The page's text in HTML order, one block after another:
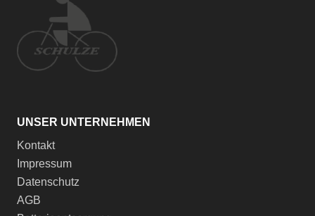
UNSER UNTERNEHMEN
Kontakt
Impressum
Datenschutz
AGB